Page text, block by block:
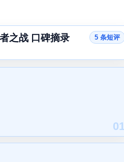
之战 口碑摘录 5 条短评